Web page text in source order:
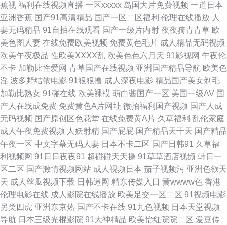
中文网在线播放 91黑料网址入口 久久6热 亚洲无码东方AV 影音先锋日干夜
干資源 黄色人人人妻 色色污污视频 亚洲av黑丝网址 91色色综合网 91尤物
视频网址在线 国产香蕉视频 91青椒草莓蜜桃 蜜桃在线成人视频 欧美精品瑟
瑟 91蝌蚪人妻九色 人人操免费手机观看 91超碰在线免费 91国产视频在线播
放 阿v网站 国内性爱肏屄视频 91福利社免费视频 超碰91免费在线 狠狠爽爽
综合网 国模吧20p 97午夜视频在线观看 欧美高清视频123 91大神电影在线
观看 国产99操逼 少妇14p 91视频福利导航 国产精品一区二区陕西 日韩无码
第6页 91婬黄看片 久久欧美涩涩 影音先锋制服诱惑电影 成人在线超碰91 婷
婷六月se 91足交 久久国产V 91网站秘密入口 人妻社区 97色伦电影 欧美国
蕉视 福利在线视频直播 一区xxxxx 岛国大片免费视频 一道日本
亚洲香蕉 国产91高清精品 国产一区二区福利 伦理在线播放 人
妻无码精品 91自拍在线观看 国产一级片内射 夜夜骑青青草 欧
美色图人妻 在线免费欧美视频 免费黄色毛片 成人精品无码视频
欧美午夜极品 性欧美ⅩⅩⅩⅩ乱 欧美色色六月天 91影视网 午夜伦
不卡 加勒比性爱网 青草国产在线视频 亚洲国产精品导航 欧美色
淫 波多野结依电影 91狠狠撸 成人深夜电影 精品国产美女剃毛
加勒比熟女 91碰在线 欧美裸模 萌白酱国产一区 美国一级AV 国
产人在线成免费 免费黄色A片网址 微拍福利国产视频 国产人成
无码视频 国产原创区色花堂 在线免费黄A片 久草福利 乱伦家庭
成人午夜免费视频 人妖射精 国产屁屁 国产精品天干天 国产精品
午夜一区 中文字幕无码人妻 日本不卡二区 国产日韩91 久草福
利视频网 91日日夜夜91 超碰碰天天操 91草草酒店视频 韩日一
区二区 国产激情视频网站 成人视频日本 茄子视频污 亚洲色欲天
天 成人丝瓜视频下载 日韩逼网 精东传媒入口 黄wwww色 香港
伦理电影在线 成人影院在线播放 欧美足交一区二区 91视频电影
另类四虎 亚洲东京热 国产不卡在线 91九色视频 日本天堂视频
导航 日本三级光棍影院 91大神精品 欧美怡红院院二区 爱豆传